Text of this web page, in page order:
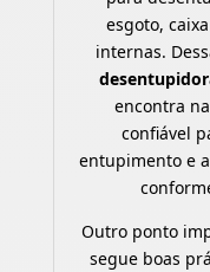
esgoto,
internas.
encontra
confiável
entupimento e
Outro ponto
segue boas